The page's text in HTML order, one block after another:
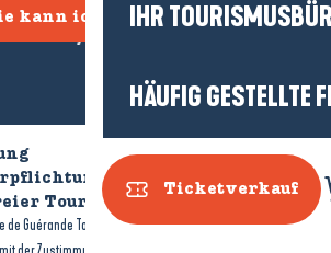
IHR
HÄUFIG GESTELLTE
Ticketverkauf
kann ich kommen?
Wer sind wir?
Tourismus
de Guérande Tourismus-Rechtliche Hinweise-